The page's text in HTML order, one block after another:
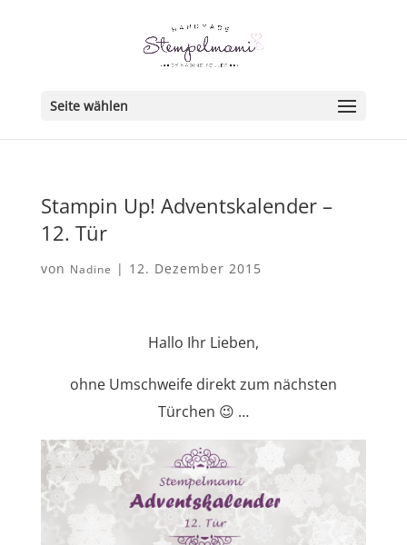
Seite wählen
Stampin Up! Adventskalender –
12. Tür
von Nadine | 12. Dezember 2015
Hallo Ihr Lieben,
ohne Umschweife direkt zum nächsten
Türchen 😉 …